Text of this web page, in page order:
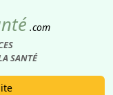
.com
SANTÉ